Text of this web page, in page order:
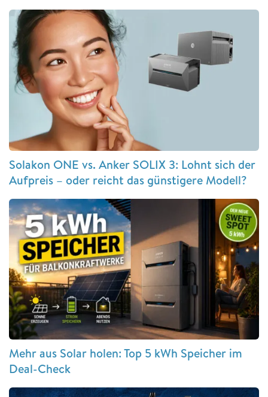
Solakon ONE vs. Anker SOLIX 3: Lohnt sich der
Aufpreis – oder reicht das günstigere Modell?
Mehr aus Solar holen: Top 5 kWh Speicher im
Deal-Check